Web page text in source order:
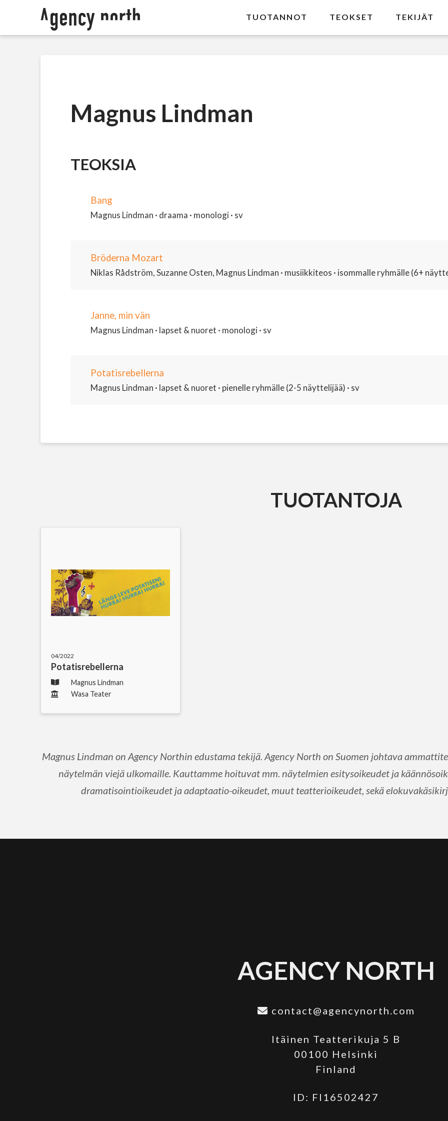
TUOTANNOT TEOKSET TEKIJÄT
Magnus Lindman
TEOKSIA
Bang
Magnus Lindman · draama · monologi · sv
Bröderna Mozart
Niklas Rådström, Suzanne Osten, Magnus Lindman · musiikkiteos · isommalle ryhmälle (6+
Janne, min vän
Magnus Lindman · lapset & nuoret · monologi · sv
Potatisrebellerna
Magnus Lindman · lapset & nuoret · pienelle ryhmälle (2-5 näyttelijää) · sv
TUOTANTOJA
04/2022
Potatisrebellerna
Magnus Lindman
Wasa Teater
Magnus Lindman on Agency Northin edustama tekijä. Agency North on Suomen johtava
näytelmän viejä ulkomaille. Kauttamme hoituvat mm. näytelmien esitysoikeudet ja
dramatisointioikeudet ja adaptaatio-oikeudet, muut teatterioikeudet, sekä
AGENCY NORTH
contact@agencynorth.com
Itäinen Teatterikuja 5 B
00100 Helsinki
Finland
ID: FI16502427